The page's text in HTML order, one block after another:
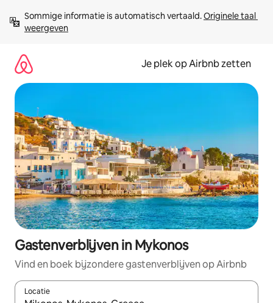
direct
naar
Sommige informatie is automatisch vertaald. Originele taal
weergeven
Je plek op Airbnb zetten
Gastenverblijven in Mykonos
Vind en boek bijzondere gastenverblijven op Airbnb
Locatie